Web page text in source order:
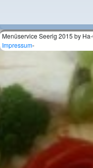
Menüservice Seerig 2015 by
Impressum-